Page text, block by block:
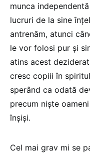
munca
lucruri de la sine
antrenăm, atunci
le vor folosi pur şi
atins acest
cresc copiii în
sperând ca odată
precum nişte
înşişi.
Cel mai grav mi se